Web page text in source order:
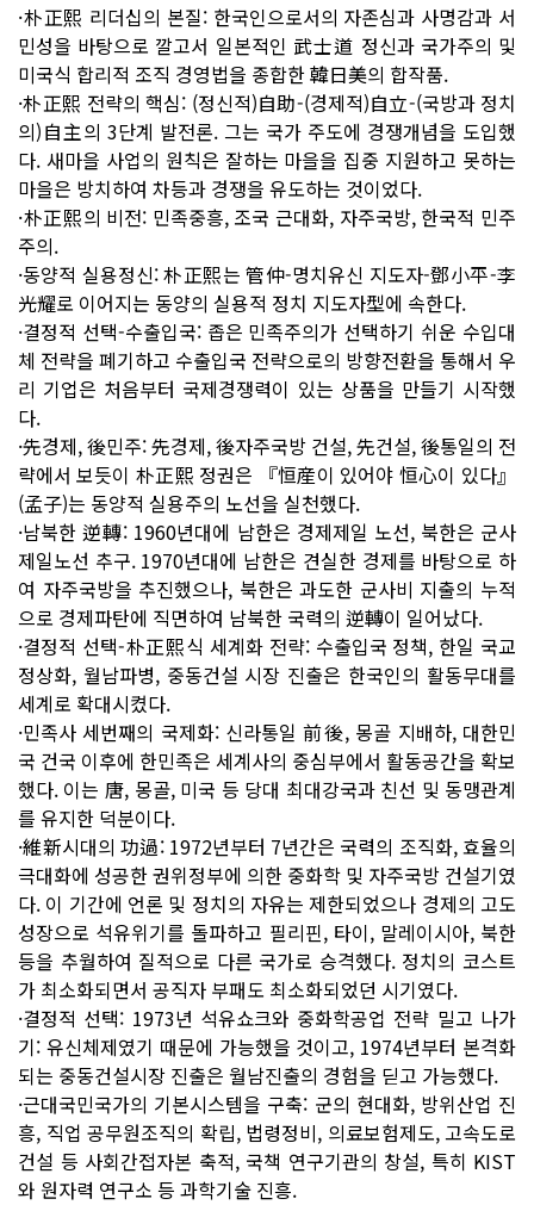
·朴正熙 리더십의 본질: 한국인으로서의 자존심과 사명감과 서
민성을 바탕으로 깔고서 일본적인 武士道 정신과 국가주의 및
미국식 합리적 조직 경영법을 종합한 韓日美의 합작품.
·朴正熙 전략의 핵심: (정신적)自助-(경제적)自立-(국방과 정치
의)自主의 3단계 발전론. 그는 국가 주도에 경쟁개념을 도입했
다. 새마을 사업의 원칙은 잘하는 마을을 집중 지원하고 못하는
마을은 방치하여 차등과 경쟁을 유도하는 것이었다.
·朴正熙의 비전: 민족중흥, 조국 근대화, 자주국방, 한국적 민주
주의.
·동양적 실용정신: 朴正熙는 管仲-명치유신 지도자-鄧小平-李
光耀로 이어지는 동양의 실용적 정치 지도자型에 속한다.
·결정적 선택-수출입국: 좁은 민족주의가 선택하기 쉬운 수입대
체 전략을 폐기하고 수출입국 전략으로의 방향전환을 통해서 우
리 기업은 처음부터 국제경쟁력이 있는 상품을 만들기 시작했
다.
·先경제, 後민주: 先경제, 後자주국방 건설, 先건설, 後통일의 전
략에서 보듯이 朴正熙 정권은 『恒産이 있어야 恒心이 있다』
(孟子)는 동양적 실용주의 노선을 실천했다.
·남북한 逆轉: 1960년대에 남한은 경제제일 노선, 북한은 군사
제일노선 추구. 1970년대에 남한은 견실한 경제를 바탕으로 하
여 자주국방을 추진했으나, 북한은 과도한 군사비 지출의 누적
으로 경제파탄에 직면하여 남북한 국력의 逆轉이 일어났다.
·결정적 선택-朴正熙식 세계화 전략: 수출입국 정책, 한일 국교
정상화, 월남파병, 중동건설 시장 진출은 한국인의 활동무대를
세계로 확대시켰다.
·민족사 세번째의 국제화: 신라통일 前後, 몽골 지배하, 대한민
국 건국 이후에 한민족은 세계사의 중심부에서 활동공간을 확보
했다. 이는 唐, 몽골, 미국 등 당대 최대강국과 친선 및 동맹관계
를 유지한 덕분이다.
·維新시대의 功過: 1972년부터 7년간은 국력의 조직화, 효율의
극대화에 성공한 권위정부에 의한 중화학 및 자주국방 건설기였
다. 이 기간에 언론 및 정치의 자유는 제한되었으나 경제의 고도
성장으로 석유위기를 돌파하고 필리핀, 타이, 말레이시아, 북한
등을 추월하여 질적으로 다른 국가로 승격했다. 정치의 코스트
가 최소화되면서 공직자 부패도 최소화되었던 시기였다.
·결정적 선택: 1973년 석유쇼크와 중화학공업 전략 밀고 나가
기: 유신체제였기 때문에 가능했을 것이고, 1974년부터 본격화
되는 중동건설시장 진출은 월남진출의 경험을 딛고 가능했다.
·근대국민국가의 기본시스템을 구축: 군의 현대화, 방위산업 진
흥, 직업 공무원조직의 확립, 법령정비, 의료보험제도, 고속도로
건설 등 사회간접자본 축적, 국책 연구기관의 창설, 특히 KIST
와 원자력 연구소 등 과학기술 진흥.